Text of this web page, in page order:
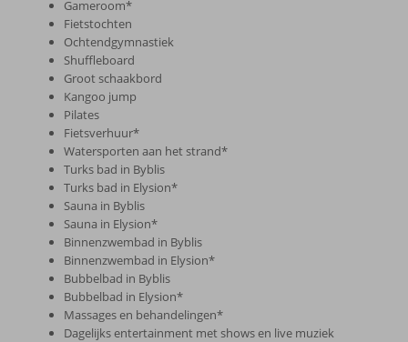
Gameroom*
Fietstochten
Ochtendgymnastiek
Shuffleboard
Groot schaakbord
Kangoo jump
Pilates
Fietsverhuur*
Watersporten aan het strand*
Turks bad in Byblis
Turks bad in Elysion*
Sauna in Byblis
Sauna in Elysion*
Binnenzwembad in Byblis
Binnenzwembad in Elysion*
Bubbelbad in Byblis
Bubbelbad in Elysion*
Massages en behandelingen*
Dagelijks entertainment met shows en live muziek